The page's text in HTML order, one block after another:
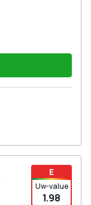
E
Uw-value
1.98